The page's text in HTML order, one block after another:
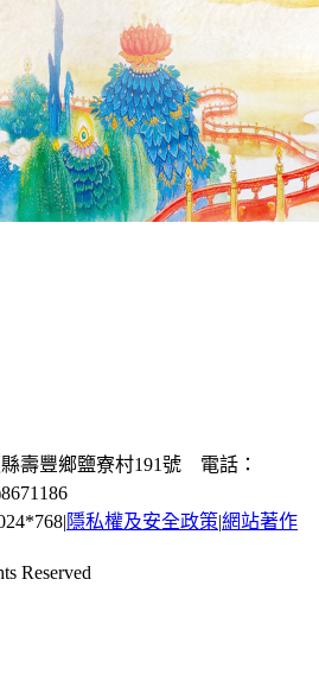
壽豐鄉鹽寮村191號 電話：
|隱私權及安全政策|網站著作
Reserved